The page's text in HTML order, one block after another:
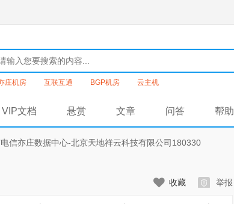
庄机房 互联互通 BGP机房 云主机
VIP文档 悬赏 文章 问答 帮助
信亦庄数据中心-北京天地祥云科技有限公司180330
举报
收藏